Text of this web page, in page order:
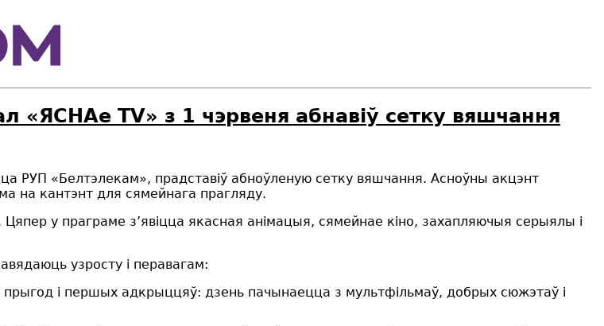
«ЯСНАе TV» з 1 чэрвеня абнавіў сетку вяшчання
РУП «Белтэлекам», прадставіў абноўленую сетку вяшчання. Асноўны акцэнт
на кантэнт для сямейнага прагляду.
у праграме з’явіцца якасная анімацыя, сямейнае кіно, захапляючыя серыялы і
узросту і перавагам:
і першых адкрыццяў: дзень пачынаецца з мультфільмаў, добрых сюжэтаў і